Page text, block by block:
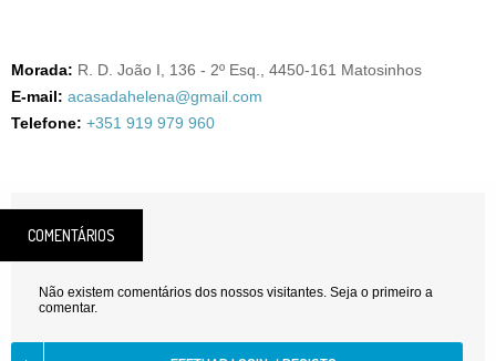
Morada: R. D. João I, 136 - 2º Esq., 4450-161 Matosinhos
E-mail: acasadahelena@gmail.com
Telefone: +351 919 979 960
COMENTÁRIOS
Não existem comentários dos nossos visitantes. Seja o primeiro a
comentar.